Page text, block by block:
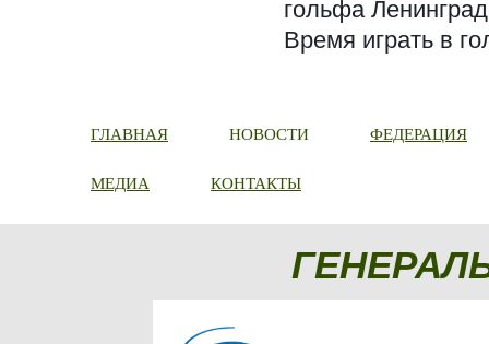
гольфа
Время играть в
ГЛАВНАЯ НОВОСТИ ФЕДЕРАЦИЯ
МЕДИА КОНТАКТЫ